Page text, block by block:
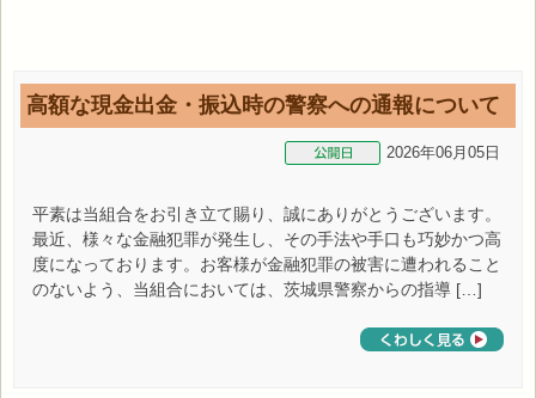
高額な現金出金・振込時の警察への通報について
2026年06月05日
平素は当組合をお引き立て賜り、誠にありがとうございます。
最近、様々な金融犯罪が発生し、その手法や手口も巧妙かつ高
度になっております。お客様が金融犯罪の被害に遭われること
のないよう、当組合においては、茨城県警察からの指導 […]